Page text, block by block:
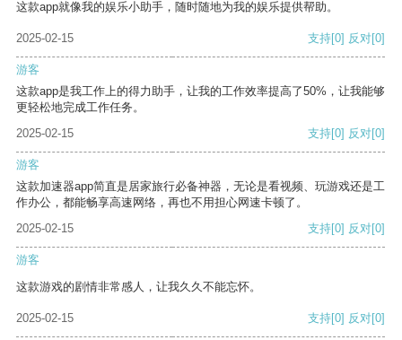
这款app就像我的娱乐小助手，随时随地为我的娱乐提供帮助。
2025-02-15 支持[0] 反对[0]
游客
这款app是我工作上的得力助手，让我的工作效率提高了50%，让我能够
更轻松地完成工作任务。
2025-02-15
支持[0] 反对[0]
游客
这款加速器app简直是居家旅行必备神器，无论是看视频、玩游戏还是工
作办公，都能畅享高速网络，再也不用担心网速卡顿了。
2025-02-15
支持[0] 反对[0]
游客
这款游戏的剧情非常感人，让我久久不能忘怀。
2025-02-15 支持[0] 反对[0]